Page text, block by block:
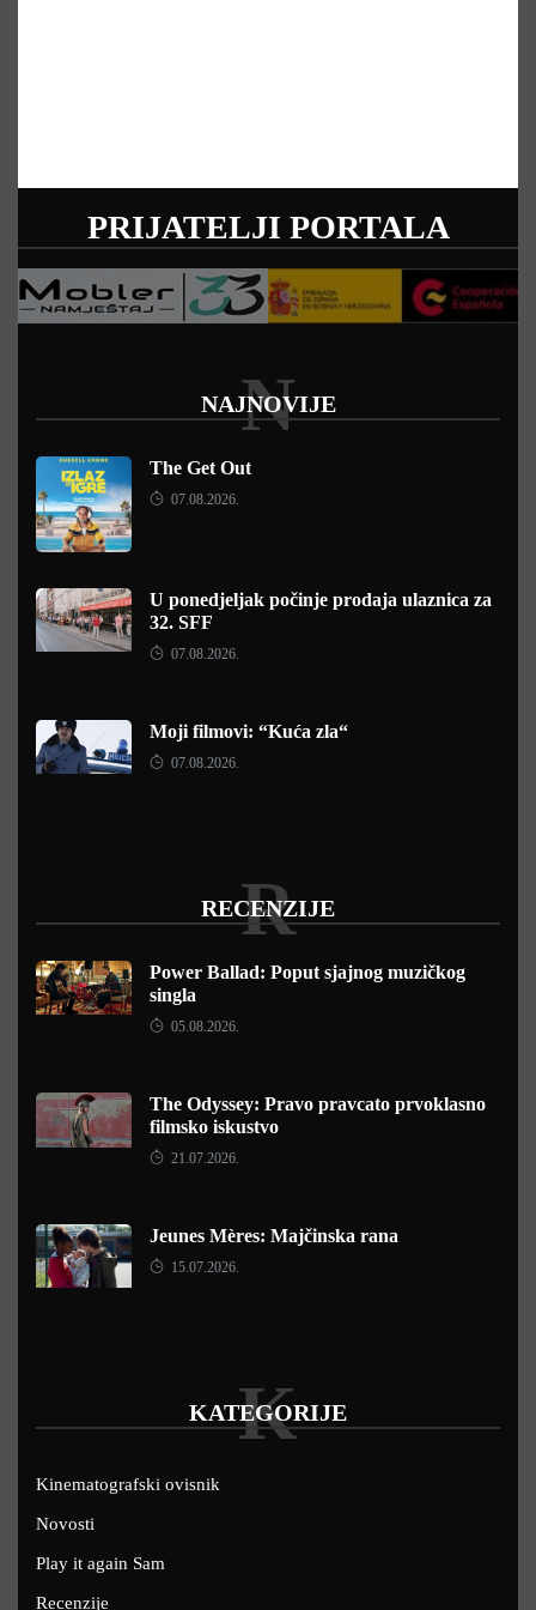
PRIJATELJI PORTALA
NAJNOVIJE
N
The Get Out
07.08.2026.
U ponedjeljak počinje prodaja ulaznica za
32. SFF
07.08.2026.
Moji filmovi: “Kuća zla“
07.08.2026.
RECENZIJE
R
Power Ballad: Poput sjajnog muzičkog
singla
05.08.2026.
The Odyssey: Pravo pravcato prvoklasno
filmsko iskustvo
21.07.2026.
Jeunes Mères: Majčinska rana
15.07.2026.
KATEGORIJE
K
Kinematografski ovisnik
Novosti
Play it again Sam
Recenzije